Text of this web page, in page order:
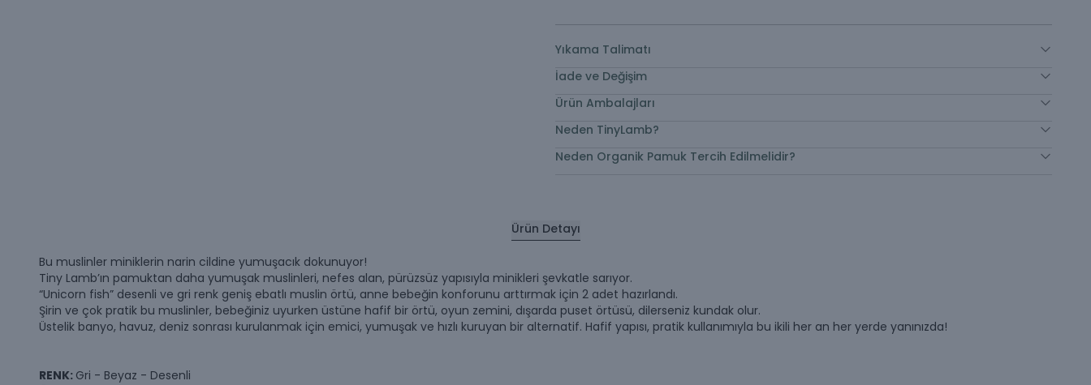
Yıkama Talimatı
İade ve Değişim
Ürün Ambalajları
Neden TinyLamb?
Neden Organik Pamuk Tercih Edilmelidir?
Ürün Detayı
Bu muslinler miniklerin narin cildine yumuşacık dokunuyor!
Tiny Lamb’ın pamuktan daha yumuşak muslinleri, nefes alan, pürüzsüz yapısıyla minikleri şevkatle sarıyor.
“Unicorn fish” desenli ve gri renk geniş ebatlı muslin örtü, anne bebeğin konforunu arttırmak için 2 adet hazırlandı.
Şirin ve çok pratik bu muslinler, bebeğiniz uyurken üstüne hafif bir örtü, oyun zemini, dışarda puset örtüsü, dilerseniz kundak olur.
Üstelik banyo, havuz, deniz sonrası kurulanmak için emici, yumuşak ve hızlı kuruyan bir alternatif. Hafif yapısı, pratik kullanımıyla bu ikili her an her yerde yanınızda!
RENK: Gri - Beyaz - Desenli